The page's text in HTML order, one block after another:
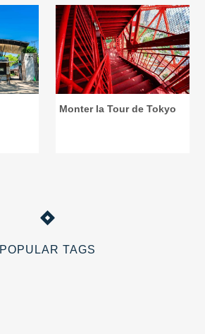
Monter la Tour de Tokyo
POPULAR TAGS